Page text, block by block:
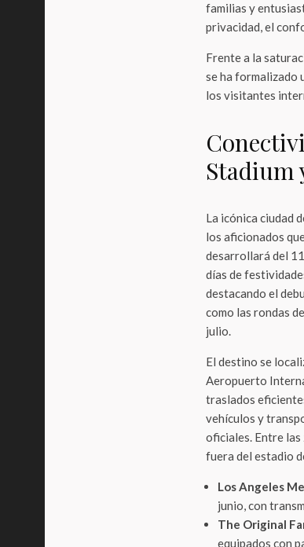
familias y
privacidad, el
Frente a la
se ha formalizado
los visitantes
Stadium
La icónica ciudad
los aficionados
desarrollará del
días de
destacando el
como las rondas
julio.
El destino se
Aeropuerto
traslados
vehículos y
oficiales. Entre
fuera del estadio
Los Angeles
junio, con
The Original
equipados con